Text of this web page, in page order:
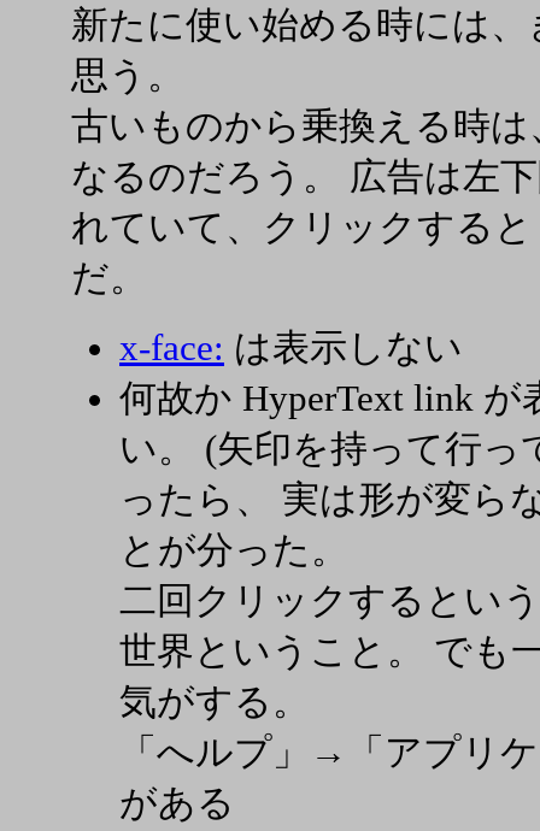
新たに使い始める時には
思う。
古いものから乗換える時
なるのだろう。 広告は左
れていて、クリックすると
だ。
x-face: は表示しない
何故か HyperText link
い。 (矢印を持って行
ったら、 実は形が変ら
とが分った。
二回クリックするとい
世界ということ。 でも
気がする。
「へルプ」→「アプリ
がある